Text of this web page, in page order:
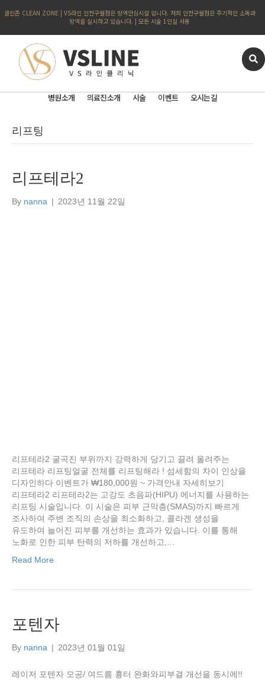
클린존 CLEAN ZONE | VS라인 인천구월점은 방역안심시설 입니다. 저희 인천구월점은 주기적인 소독과
방역을 실시하고 있습니다. | 모든 시술 1인실 사용
병원소개 의료진소개 시술 이벤트 오시는길
리프팅
리프테라2
By nanna | 2023년 11월 22일
리프테라2 굴곡진 부위까지 강력하게 당기고 끌려 올려주는
리프테라 리프팅얼굴 전체를 리프팅해라 ! 섬세함의 차이 인상을
디자인하다 이벤트가 ₩180,000원 ~ 가격안내 자세히보기
리프테라2 리프테라2는 고강도 초음파(HIPU) 에너지를 사용하는
리프팅 시술입니다. 이 시술은 피부 근막층(SMAS)까지 빠르게
조사하여 주변 조직의 손상을 최소화하고, 콜라겐 생성을
유도하여 늘어진 피부를 개선하는 효과가 있습니다. 이를 통해
노화로 인한 피부 탄력의 저하를 개선하고,…
Read More
포텐자
By nanna | 2023년 01월 01일
레이저 포텐자 모공/ 여드름 흉터 완화와피부결 개선을 동시에!!